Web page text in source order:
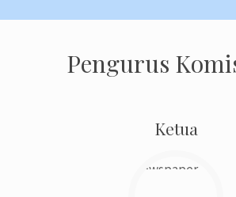
Pengurus
Ketua